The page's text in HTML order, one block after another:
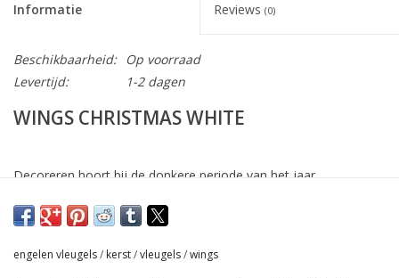
Informatie Reviews (0)
Beschikbaarheid:
Op voorraad
Levertijd:
1-2 dagen
WINGS CHRISTMAS WHITE
Decoreren hoort bij de donkere periode van het jaar.
kaarsen mee te decoreren!!
Doormiddel van de pinnetjes aan het metaal, steek je de
engelen vleugels/ kerst/vleugels/wings